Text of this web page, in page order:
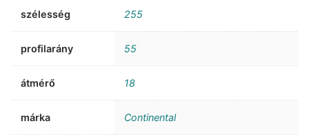
szélesség 255
profilarány 55
átmérő 18
márka Continental